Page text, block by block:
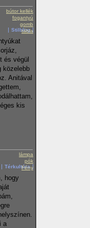
bútor kellék
fogantyú
gomb
tábla
Stilblog
és végül
közelebb
Anitával
kis
lámpa
pók
Fény
Térkultúra
hogy
a